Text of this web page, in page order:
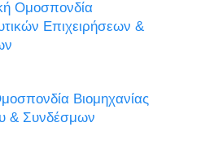
Ομοσπονδία
Επιχειρήσεων &
Βιομηχανίας
& Συνδέσμων